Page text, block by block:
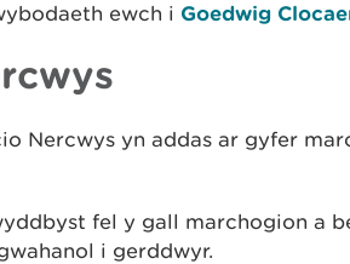
ewch i Goedwig
Nercwys yn addas ar gyfer
fel y gall marchogion a
i gerddwyr.